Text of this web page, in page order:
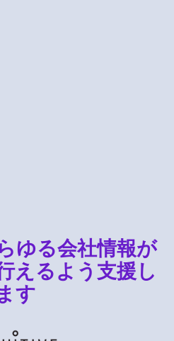
ゆる会社情報が
えるよう支援し
す